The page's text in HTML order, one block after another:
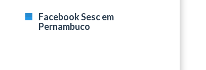
Facebook Sesc em
Pernambuco